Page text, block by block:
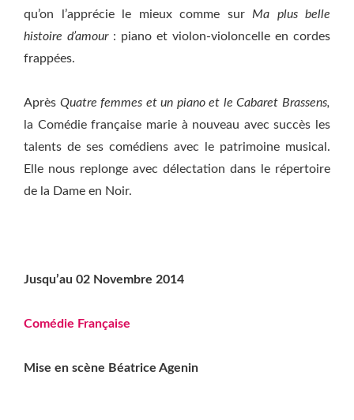
qu’on l’apprécie le mieux comme sur Ma plus belle
histoire d’amour: piano et violon-violoncelle en cordes
frappées.
Après Quatre femmes et un piano et le Cabaret Brassens,
la Comédie française marie à nouveau avec succès les
talents de ses comédiens avec le patrimoine musical.
Elle nous replonge avec délectation dans le répertoire
de la Dame en Noir.
Jusqu’au 02 Novembre 2014
Comédie Française
Mise en scène Béatrice Agenin